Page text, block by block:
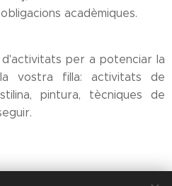
acadèmiques.
d'activitats per a potenciar la
vostra filla: activitats de
pintura, tècniques de